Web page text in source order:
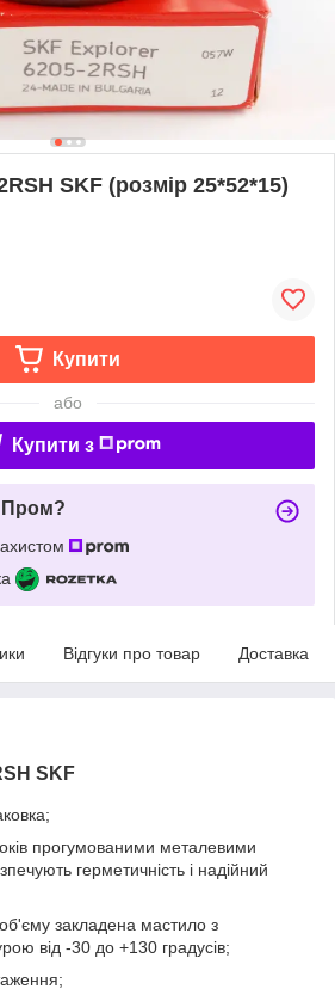
SKF (розмір 25*52*15)
Купити
або
Купити з
Пром?
Відгуки про товар Доставка
SKF
прогумованими металевими
герметичність і надійний
закладена мастило з
від -30 до +130 градусів;